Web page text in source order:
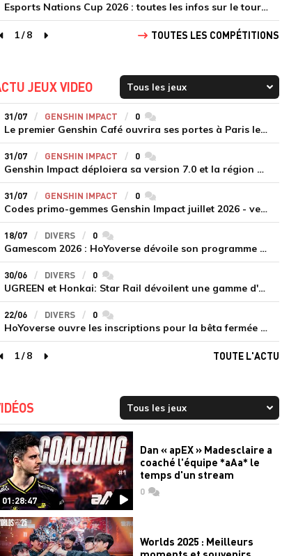
Esports Nations Cup 2026 : toutes les infos sur le tournoi
page précédente
1/8
page suivante
TOUTES LES COMPÉTITIONS
JEUX VIDEO
31/07 GENSHIN IMPACT 0commentaires
Le premier Genshin Café ouvrira ses portes à Paris le 14 août
31/07 GENSHIN IMPACT 0commentaires
Genshin Impact déploiera sa version 7.0 et la région de Snezhnaya le 12 août
31/07 GENSHIN IMPACT 0commentaires
Codes primo-gemmes Genshin Impact juillet 2026 - version 7.0
18/07 DIVERS 0commentaires
Gamescom 2026 : HoYoverse dévoile son programme et présente deux nouveaux jeux inédits
30/06 DIVERS 0commentaires
UGREEN et Honkai: Star Rail dévoilent une gamme d'accessoires de recharge en édition limitée
22/06 DIVERS 0commentaires
HoYoverse ouvre les inscriptions pour la bêta fermée de Honkai : Nexus Anima
page précédente
1/8
page suivante
TOUTE L'ACTU
01:28:47
Dan « apEX » Madesclaire a
coaché l'équipe *aAa* le
temps d'un stream
0commentaires
Worlds 2025 : Meilleurs